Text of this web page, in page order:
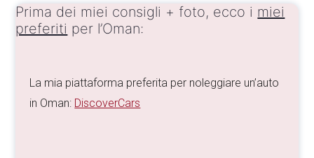
Prima dei miei consigli + foto, ecco i miei
preferiti per l’Oman:
La mia piattaforma preferita per noleggiare un’auto
in Oman: DiscoverCars